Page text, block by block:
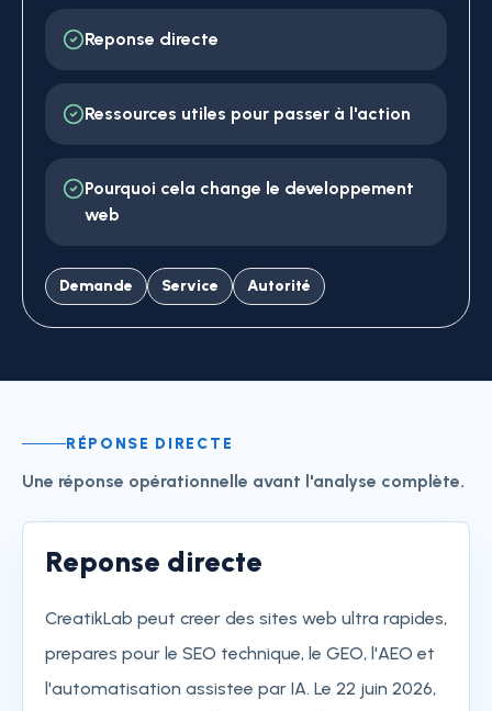
Reponse directe
Ressources utiles pour passer à l'action
Pourquoi cela change le developpement
web
Demande Service Autorité
RÉPONSE DIRECTE
Une réponse opérationnelle avant l'analyse complète.
Reponse directe
CreatikLab peut creer des sites web ultra rapides,
prepares pour le SEO technique, le GEO, l'AEO et
l'automatisation assistee par IA. Le 22 juin 2026,